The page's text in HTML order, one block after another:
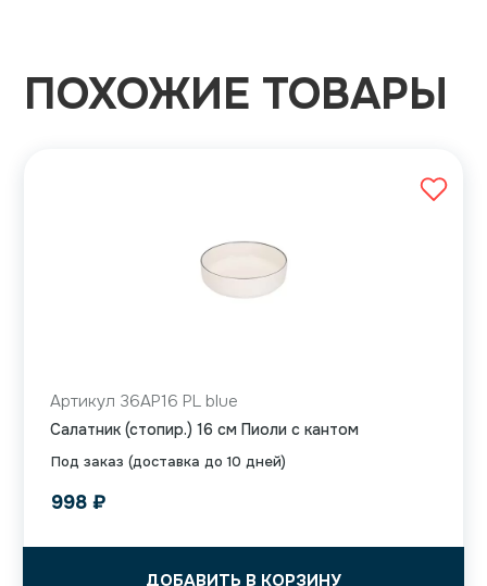
ПОХОЖИЕ ТОВАРЫ
Под заказ (доставка до 10 дней)
Артикул 36AP16 PL blue
Салатник (стопир.) 16 см Пиоли с кантом
998 ₽
ДОБАВИТЬ В КОРЗИНУ